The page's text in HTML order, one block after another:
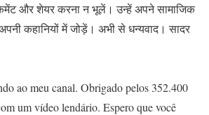
और शेयर करना न भूलें। उन्हें अपने सामाजिक
कहानियों में जोड़ें। अभी से धन्यवाद। सादर
ao meu canal. Obrigado pelos 352.400
um vídeo lendário. Espero que você